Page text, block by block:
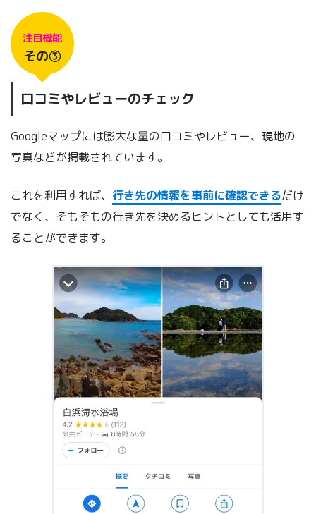
注目機能
その③
口コミやレビューのチェック
Googleマップには膨大な量の口コミやレビュー、現地の
写真などが掲載されています。
これを利用すれば、 行き先の情報を事前に確認できるだけ
でなく、そもそもの行き先を決めるヒントとしても活用す
ることができます。